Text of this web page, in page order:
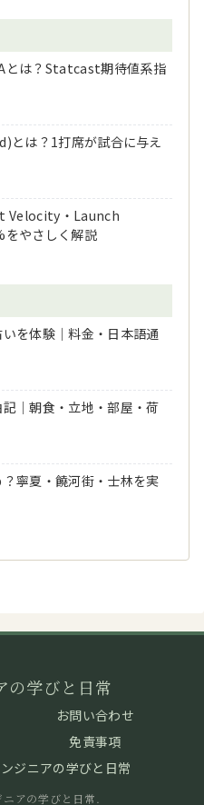
とは？Statcast期待値系指
は？1打席が試合に与え
Velocity・Launch
やさしく解説
を体験｜料金・日本語通
｜朝食・立地・部屋・荷
寧夏・饒河街・士林を実
の学びと日常
お問い合わせ
免責事項
ジニアの学びと日常
アの学びと日常.